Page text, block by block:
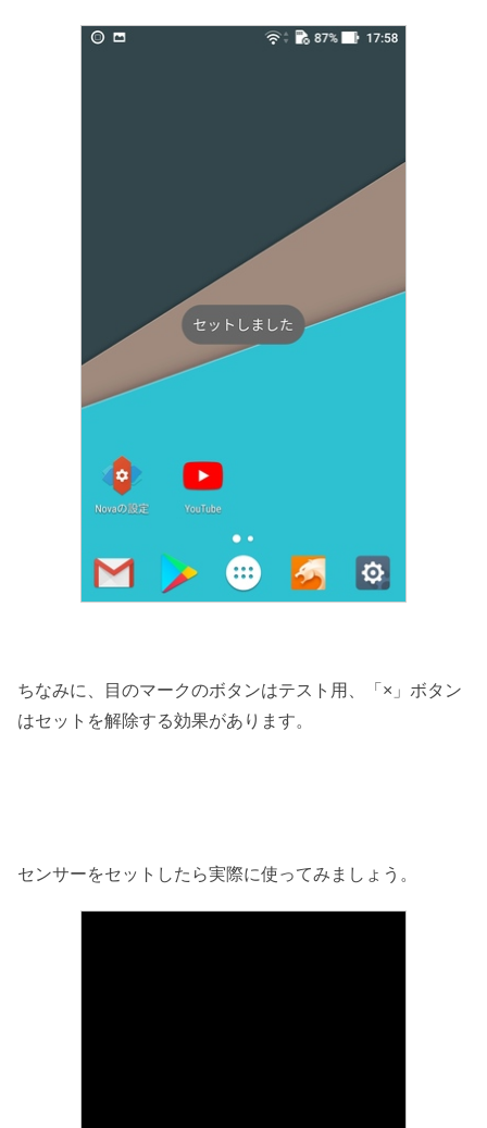
ちなみに、目のマークのボタンはテスト用、「×」ボタン
はセットを解除する効果があります。
センサーをセットしたら実際に使ってみましょう。